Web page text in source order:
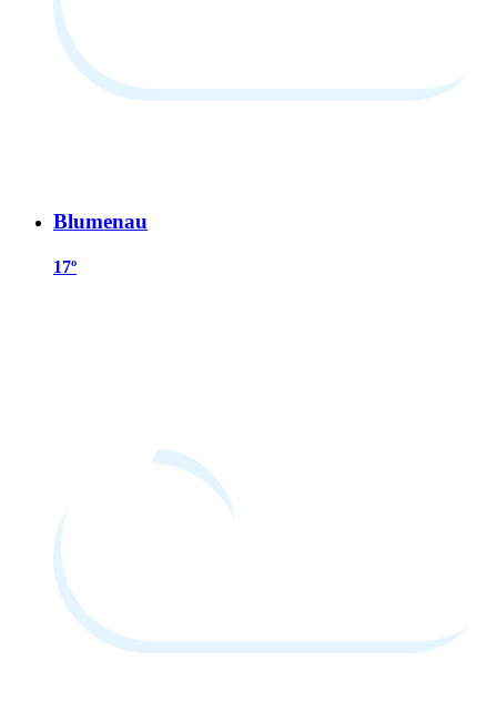
Blumenau
17º